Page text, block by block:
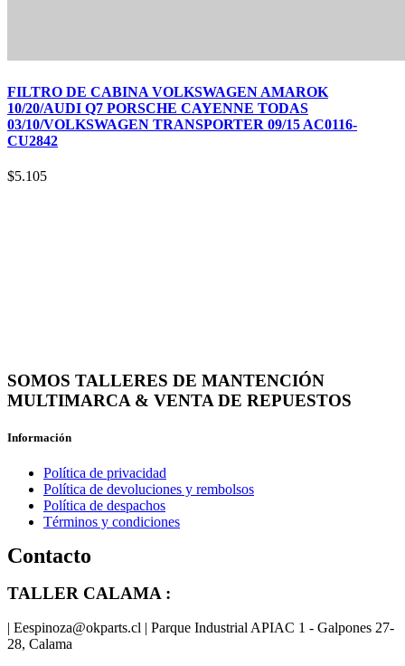
FILTRO DE CABINA VOLKSWAGEN AMAROK
10/20/AUDI Q7 PORSCHE CAYENNE TODAS
03/10/VOLKSWAGEN TRANSPORTER 09/15 AC0116-
CU2842
$5.105
SOMOS TALLERES DE MANTENCIÓN
MULTIMARCA & VENTA DE REPUESTOS
Información
Política de privacidad
Política de devoluciones y rembolsos
Política de despachos
Términos y condiciones
Contacto
TALLER CALAMA :
| Eespinoza@okparts.cl | Parque Industrial APIAC 1 - Galpones 27-
28, Calama